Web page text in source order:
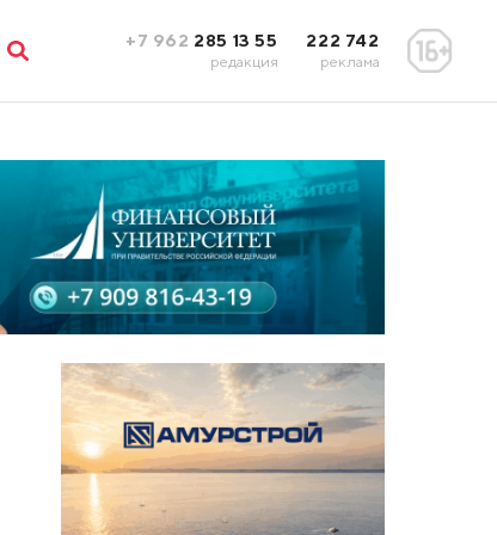
+7 962 285 13 55
редакция
222 742
реклама